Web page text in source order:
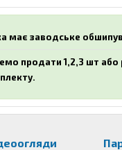
має заводське
продати 1,2,3 шт